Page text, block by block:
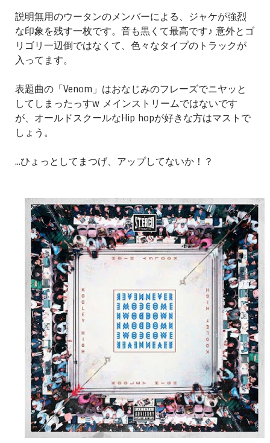
説明無用のウータンのメンバーによる、ジャケが強烈
な印象を残す一枚です。音も黒くて最高です♪ 意外とゴ
リゴリ一辺倒ではなくて、色々なタイプのトラックが
入ってます。
表題曲の「Venom」はおなじみのフレーズでニヤッと
してしまったっすw メインストリームではないです
が、オールドスクールなHip hopが好きな方はマストで
しょう。
...ひょっとしてまつげ、アップしてないか！？